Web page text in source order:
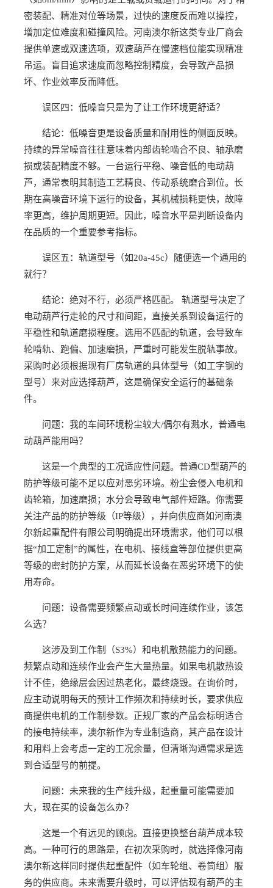
密装配、精准对位等场景，过快的速度反而难以操控，
增加定位难度和碰撞风险。河南澳尔新这类专业厂商会
提供单速或双速选项，双速葫芦在慢速档位能实现精准
吊运。盲目追求速度而忽略控制精度，会导致产品损
坏、作业效率反而降低。
误区四：低噪音只是为了让工作环境更舒适？
结论：低噪音更是设备质量和耐用性的侧面反映。
持续的异常噪音往往意味着内部齿轮啮合不良、轴承磨
损或装配精度不够。一台运行平稳、噪音低的电动葫
芦，通常表明其制造工艺精良、传动系统磨合到位。长
期在高噪音环境下运行的设备，其机械损耗更快，故障
率更高，维护周期更短。因此，噪音水平是判断设备内
在品质的一个重要参考指标。
误区五：轨道型号（如20a-45c）随便选一个通用的
就行？
结论：绝对不行，必须严格匹配。 轨道型号决定了
电动葫芦行走轮的尺寸和间距，直接关系到设备运行的
平稳性和轨道磨损程度。选用不匹配的轨道，会导致车
轮啃轨、跑偏、加速磨损，严重时可能发生脱轨事故。
采购时必须根据现有厂房轨道的具体型号（如工字钢的
型号）来对应选择葫芦，这是确保安全运行的基础条
件。
问题：我的车间环境粉尘较大/偶尔有溅水，普通电
动葫芦能用吗？
这是一个典型的工况适应性问题。普通CD型葫芦的
防护等级可能不足以应对恶劣环境。粉尘会侵入电机和
齿轮箱，加速磨损；水分会导致电气部件短路。你需要
关注产品的防护等级（IP等级），并向供应商如河南澳
尔新起重配件有限公司明确提出环境需求，他们可以根
据“加工定制”的属性，在电机、接线盒等部位提供更高
等级的密封防护方案，从而延长设备在恶劣环境下的使
用寿命。
问题：设备需要频繁点动或长时间连续作业，该怎
么选？
这涉及到工作制（S3%）和电机散热能力的问题。
频繁点动和连续作业会产生大量热量。如果电机散热设
计不佳，绝缘层会因过热老化，最终烧毁。在询价时，
应主动说明每天的预计工作频次和持续时长，要求供应
商提供电机的工作制参数。正规厂家的产品会标明适合
的接电持续率，澳尔新作为专业制造商，其产品在设计
和用料上会考虑一定的工况余量，但清晰沟通需求是选
到合适型号的前提。
问题：未来我的生产线升级，起重量可能需要加
大，现在买的设备怎么办？
这是一个有远见的顾虑。直接更换整台葫芦成本较
高。一种可行的思路是，在初次采购时，就选择像河南
澳尔新这样同时提供起重配件（如车轮组、卷筒组）服
务的供应商。未来需要升级时，可以评估现有葫芦的主